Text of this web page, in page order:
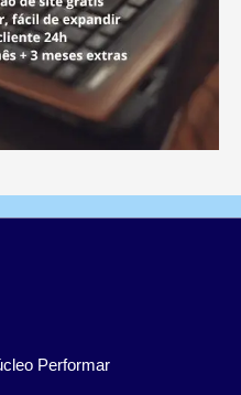
Performar